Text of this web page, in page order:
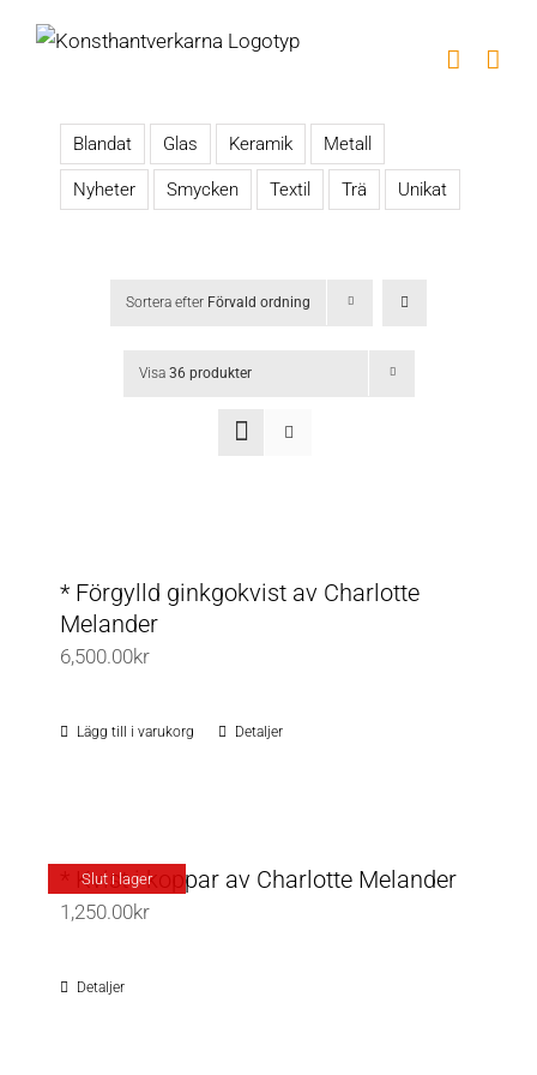
Blandat Glas Keramik Metall
Nyheter Smycken Textil Trä Unikat
Sortera efter Förvald ordning
Visa 36 produkter
* Förgylld ginkgokvist av Charlotte
Melander
6,500.00kr
Lägg till i varukorg Detaljer
Slut i lager
* Kvist i koppar av Charlotte Melander
1,250.00kr
Detaljer